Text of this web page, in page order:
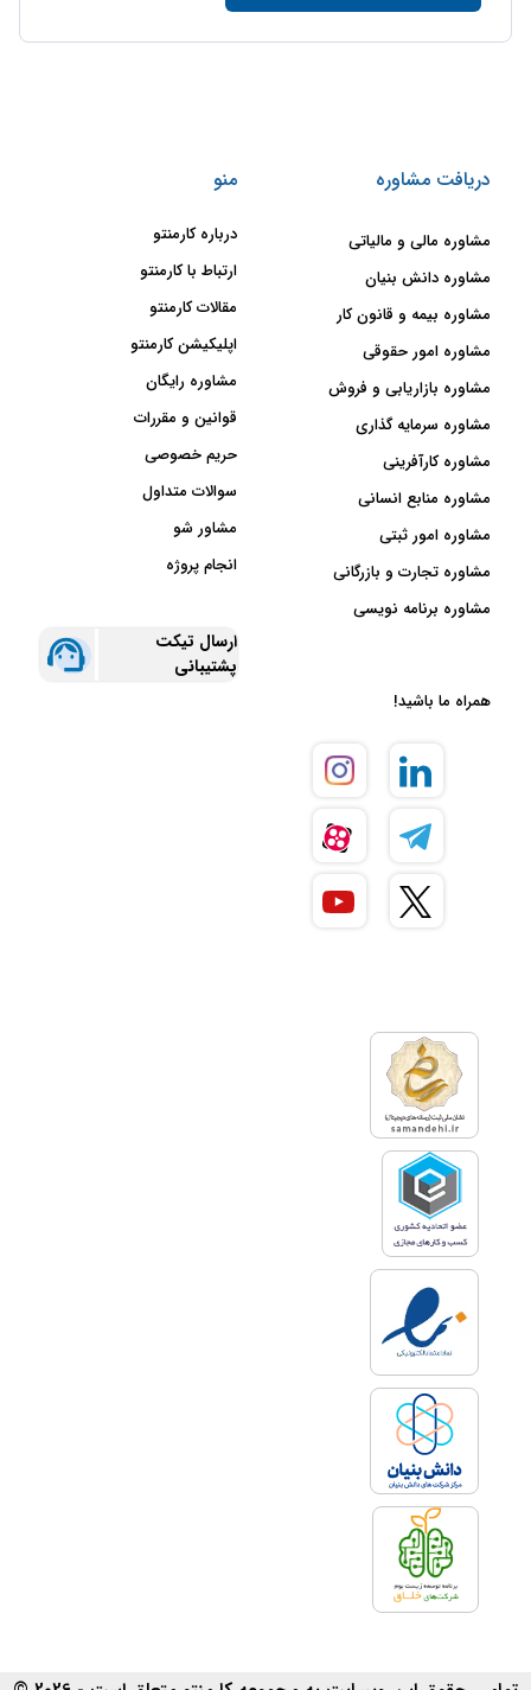
دریافت مشاوره
مشاوره مالی و مالیاتی
مشاوره دانش بنیان
مشاوره بیمه و قانون کار
مشاوره امور حقوقی
مشاوره بازاریابی و فروش
مشاوره سرمایه گذاری
مشاوره کارآفرینی
مشاوره منابع انسانی
مشاوره امور ثبتی
مشاوره تجارت و بازرگانی
مشاوره برنامه نویسی
منو
درباره کارمنتو
ارتباط با کارمنتو
مقالات کارمنتو
اپلیکیشن کارمنتو
مشاوره رایگان
قوانین و مقررات
حریم خصوصی
سوالات متداول
مشاور شو
انجام پروژه
ارسال تیکت
پشتیبانی
همراه ما باشید!